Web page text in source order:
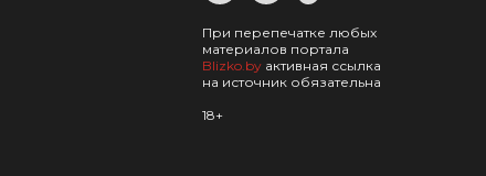
При перепечатке любых
материалов портала
Blizko.by активная ссылка
на источник обязательна
18+